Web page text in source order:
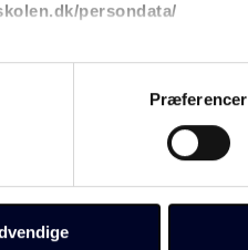
persondata/
Præferencer